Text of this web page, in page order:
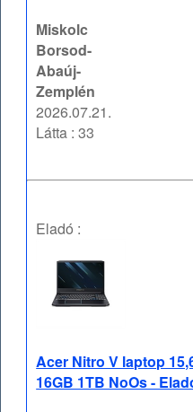
Miskolc
Borsod-
Abaúj-
Zemplén
2026.07.21.
Látta : 33
Eladó :
Acer Nitro V laptop
16GB 1TB NoOs -